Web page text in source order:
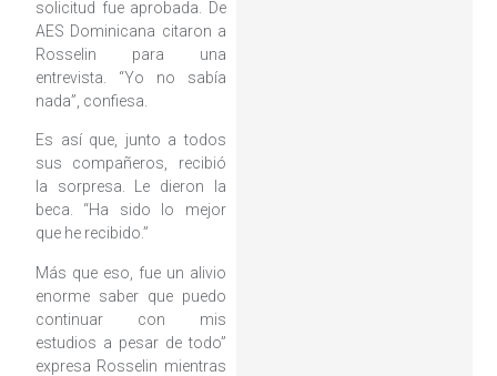
solicitud fue aprobada. De
AES Dominicana citaron a
Rosselin para una
entrevista. “Yo no sabía
nada”, confiesa.
Es así que, junto a todos
sus compañeros, recibió
la sorpresa. Le dieron la
beca. “Ha sido lo mejor
que he recibido.”
Más que eso, fue un alivio
enorme saber que puedo
continuar con mis
estudios a pesar de todo”
expresa Rosselin mientras